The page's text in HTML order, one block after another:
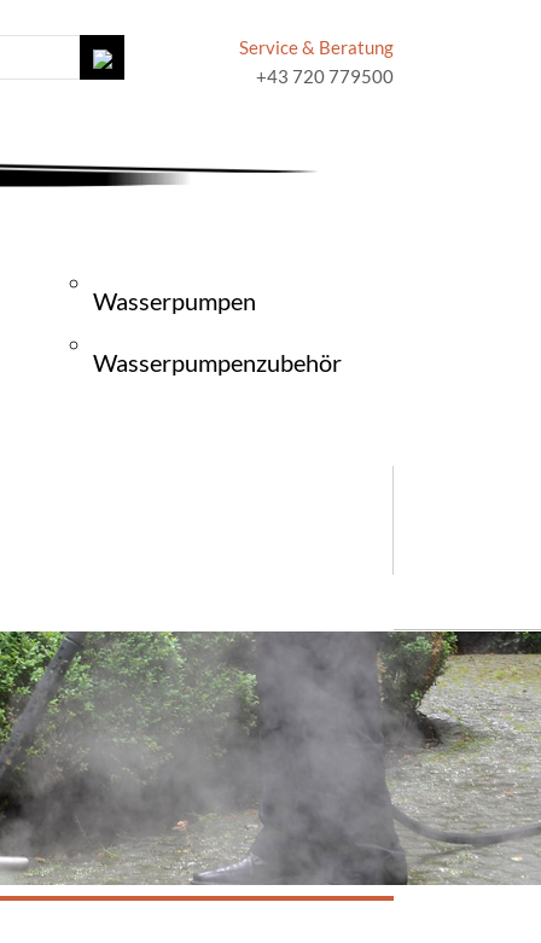
Service & Beratung
+43 720 779500
Wasserpumpen
Wasserpumpenzubehör